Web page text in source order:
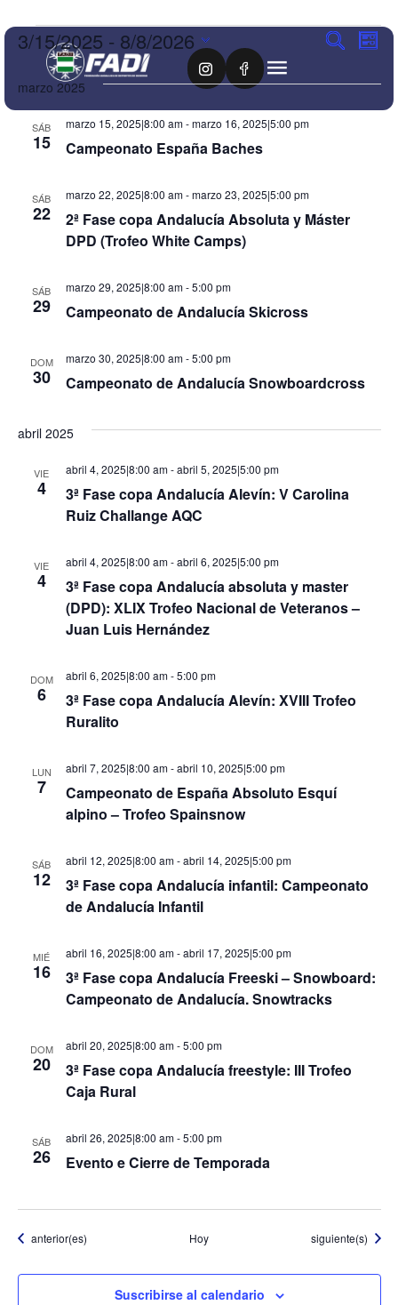
de
de
BuscarLista
3/15/2025 - 8/8/2026
Selecciona
fecha.
marzo 2025
SÁB
15 Campeonato España Baches
marzo 15, 2025|8:00 am-marzo 16, 2025|5:00 pm
SÁB
22
2ª Fase copa Andalucía Absoluta y Máster
DPD (Trofeo White Camps)
marzo 22, 2025|8:00 am-marzo 23, 2025|5:00 pm
SÁB
29 Campeonato de Andalucía Skicross
marzo 29, 2025|8:00 am-5:00 pm
DOM
30 Campeonato de Andalucía Snowboardcross
marzo 30, 2025|8:00 am-5:00 pm
abril 2025
VIE
4
3ª Fase copa Andalucía Alevín: V Carolina
Ruiz Challange AQC
abril 4, 2025|8:00 am-abril 5, 2025|5:00 pm
VIE
4
3ª Fase copa Andalucía absoluta y master
(DPD): XLIX Trofeo Nacional de Veteranos –
Juan Luis Hernández
abril 4, 2025|8:00 am-abril 6, 2025|5:00 pm
DOM
6
3ª Fase copa Andalucía Alevín: XVIII Trofeo
Ruralito
abril 6, 2025|8:00 am-5:00 pm
LUN
7
Campeonato de España Absoluto Esquí
alpino – Trofeo Spainsnow
abril 7, 2025|8:00 am-abril 10, 2025|5:00 pm
SÁB
12
3ª Fase copa Andalucía infantil: Campeonato
de Andalucía Infantil
abril 12, 2025|8:00 am-abril 14, 2025|5:00 pm
MIÉ
16
3ª Fase copa Andalucía Freeski – Snowboard:
Campeonato de Andalucía. Snowtracks
abril 16, 2025|8:00 am-abril 17, 2025|5:00 pm
DOM
20
3ª Fase copa Andalucía freestyle: III Trofeo
Caja Rural
abril 20, 2025|8:00 am-5:00 pm
SÁB
26 Evento e Cierre de Temporada
abril 26, 2025|8:00 am-5:00 pm
Eventos
anterior(es) Hoy Eventos
siguiente(s)
Suscribirse al calendario